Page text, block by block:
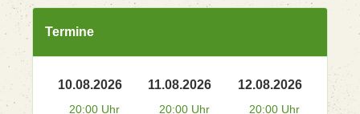
Termine
10.08.2026
20:00 Uhr
11.08.2026
20:00 Uhr
12.08.2026
20:00 Uhr